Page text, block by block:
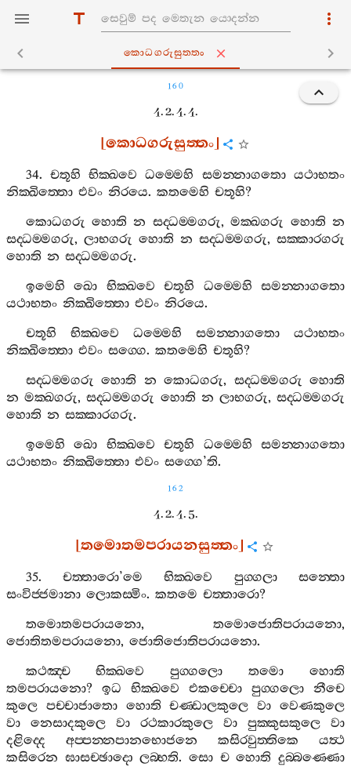
කොධගරුසුත‍්තං
160
4. 2. 4. 4.
[කොධගරුසුත‍්තං]
34. චතූහි භික‍්ඛවෙ ධම‍්මෙහි සමන‍්නාගතො යථාභතං
නික‍්ඛිත‍්තො එවං නිරයෙ. කතමෙහි චතූහි?
කොධගරු හොති න සද‍්ධම‍්මගරු,මක‍්ඛගරු හොති න
සද‍්ධම‍්මගරු, ලාභගරු හොති න සද‍්ධම‍්මගරු, සක‍්කාරගරු
හොති න සද‍්ධම‍්මගරු.
ඉමෙහි
ඛො භික‍්ඛවෙ චතූහි ධම‍්මෙහි
සමන‍්නාගතො
යථාභතං නික‍්ඛිත‍්තො එවං නිරයෙ.
චතූහි
භික‍්ඛවෙ ධම‍්මෙහි සමන‍්නාගතො
යථාභතං
නික‍්ඛිත‍්තො එවං සග‍්ගෙ. කතමෙහි චතූහි?
සද‍්ධම‍්මගරු හොති න කොධගරු, සද‍්ධම‍්මගරු හොති
න මක‍්ඛගරු,සද‍්ධම‍්මගරු හොති න ලාභගරු,සද‍්ධම‍්මගරු
හොති න සක‍්කාරගරු.
ඉමෙහි
ඛො භික‍්ඛවෙ චතූහි ධම‍්මෙහි
සමන‍්නාගතො
යථාභතං නික‍්ඛිත‍්තො එවං සග‍්ගෙ’ති.
162
4. 2. 4. 5.
[තමොතමපරායනසුත‍්තං]
35. චත‍්තාරො’මෙ භික‍්ඛවෙ පුග‍්ගලා
සන‍්තො
සංවිජ‍්ජමානා ලොකස‍්මිං. කතමෙ චත‍්තාරො?
තමොතමපරායනො, තමොජොතිපරායනො,
ජොතිතමපරායනො, ජොතිජොතිපරායනො.
කථඤ‍්ච
භික‍්ඛවෙ පුග‍්ගලො තමො
හොති
තමපරායනො? ඉධ භික‍්ඛවෙ එකච‍්චො පුග‍්ගලො
නීචෙ
කුලෙ පච‍්චාජාතො හොති චණ‍්ඩාලකුලෙ වා වෙණකුලෙ
වා
නෙසාදකුලෙ වා රථකාරකුලෙ වා පුක‍්කුසකුලෙ
වා
දළිද‍්දෙ
අප‍්පන‍්නපානභොජනෙ කසිරවුත‍්තිකෙ
යත්‍ථ
කසිරෙන ඝාසච‍්ඡාදො ලබ‍්භති.සො ච හොති දුබ‍්බණ‍්ණො